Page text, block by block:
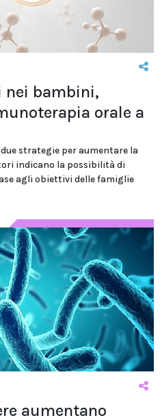
nei bambini,
orale a
strategie per aumentare la
indicano la possibilità di
agli obiettivi delle famiglie
aumentano